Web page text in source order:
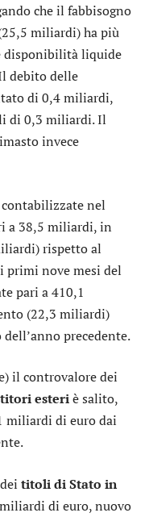
che il fabbisogno
miliardi) ha più
disponibilità liquide
debito delle
di 0,4 miliardi,
di 0,3 miliardi. Il
invece
contabilizzate nel
a 38,5 miliardi, in
rispetto al
primi nove mesi del
pari a 410,1
(22,3 miliardi)
precedente.
il controvalore dei
esteriè salito,
miliardi di euro dai
titoli di Stato in
di euro, nuovo